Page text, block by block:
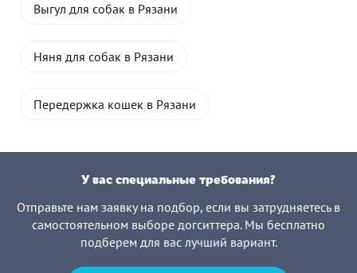
Выгул для собак в Рязани
Няня для собак в Рязани
Передержка кошек в Рязани
У вас специальные требования?
Отправьте нам заявку на подбор, если вы затрудняетесь в
самостоятельном выборе догситтера. Мы бесплатно
подберем для вас лучший вариант.